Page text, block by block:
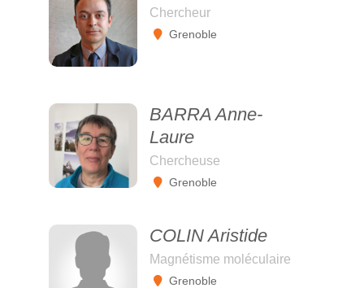
Chercheur
Grenoble
BARRA Anne-
Laure
Chercheuse
Grenoble
COLIN Aristide
Magnétisme moléculaire
Grenoble